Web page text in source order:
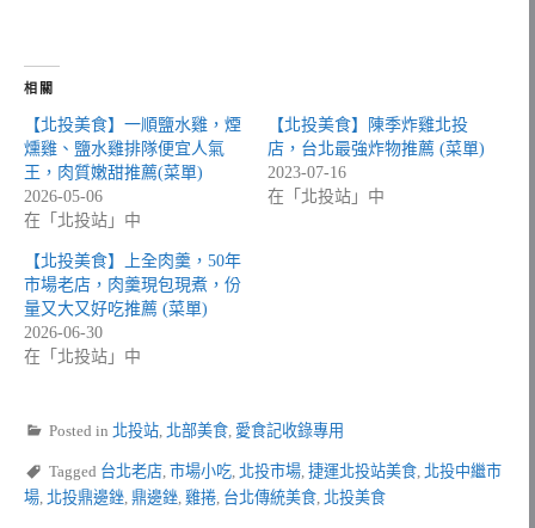
相關
【北投美食】一順鹽水雞，煙
燻雞、鹽水雞排隊便宜人氣
王，肉質嫩甜推薦(菜單)
2026-05-06
在「北投站」中
【北投美食】陳季炸雞北投
店，台北最強炸物推薦 (菜單)
2023-07-16
在「北投站」中
【北投美食】上全肉羹，50年
市場老店，肉羹現包現煮，份
量又大又好吃推薦 (菜單)
2026-06-30
在「北投站」中
Posted in 北投站, 北部美食, 愛食記收錄專用
Tagged 台北老店, 市場小吃, 北投市場, 捷運北投站美食, 北投中繼市
場, 北投鼎邊銼, 鼎邊銼, 雞捲, 台北傳統美食, 北投美食